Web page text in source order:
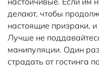
делают, чтобы
настоящие призраки,
Лучше не
манипуляции. Один
страдать от гостинга